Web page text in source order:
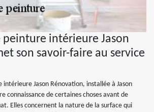
peinture intérieure Jason
son savoir-faire au service
intérieure Jason Rénovation, installée à Jason
connaissance de certaines choses avant de
Elles concernent la nature de la surface qui